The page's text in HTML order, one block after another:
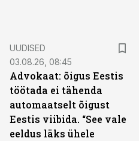
UUDISED
03.08.26, 08:45
Advokaat: õigus Eestis
töötada ei tähenda
automaatselt õigust
Eestis viibida. “See vale
eeldus läks ühele